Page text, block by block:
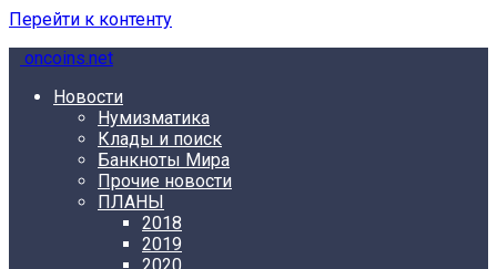
Перейти к контенту
oncoins.net
Новости
Нумизматика
Клады и поиск
Банкноты Мира
Прочие новости
ПЛАНЫ
2018
2019